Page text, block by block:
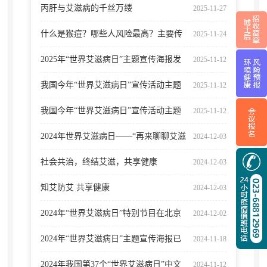
治性病，促进生殖健康
丙肝与艾滋病的千丝万缕 2025-11-27
什么是猴痘？哪些人风险最高？主要传
播方式是什么？权威科普一次性说透
2025-11-24
2025年“世界艾滋病日”主题宣传海报发
布
2025-11-12
我国今年“世界艾滋病日”宣传活动主题
公布，重庆在行动！
2025-11-12
我国今年“世界艾滋病日”宣传活动主题
公布，重庆在行动！
2025-11-12
2024年世界艾滋病日——“再来聊聊艾滋
病那些事儿”
2024-12-03
社会共治，终结艾滋，共享健康 2024-12-03
知艾防艾 共享健康 2024-12-03
2024年“世界艾滋病日”特别节目在北京
广播电视台播出
2024-12-02
2024年“世界艾滋病日”主题宣传海报已
发布
2024-11-18
2024年我国第37个“世界艾滋病日”中文 2024-11-12